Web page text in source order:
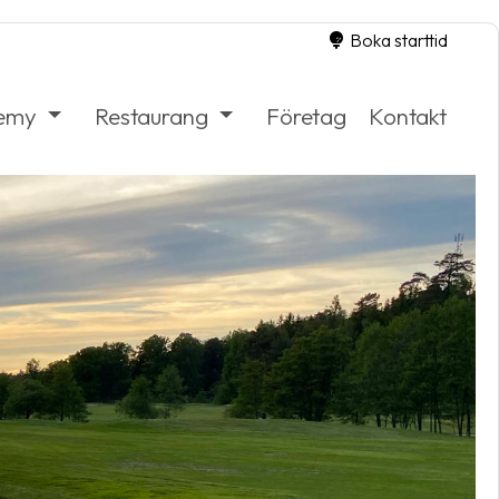
Boka starttid
Restaurang Företag Kontakt